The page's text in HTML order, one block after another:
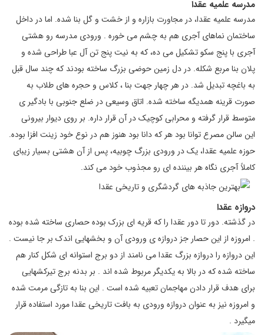
مدرسه علمیه عقدا
مدرسه علمیه عقدا، در مجاورت بازاره و از خشت و گل بنا شده. اما در داخل
ساختمان نماهای آجری هم به چشم می خوره . ورودی مدرسه رو هشتی
آجری با پنج سکو تشکیل می ده، که به نیت پنج تن آل عبا طراحی شده و
پلان بنا مربع شکله. در دل زمین حوضی بزرگ ساخته بودند که چند سال قبل
به باغچه تبدیل شد. در هر چهار جهت بنا ، کلاس و حجره های طلاب به
صورت قرینه همدیگه ساخته شده. اتاق وسیعی در ضلع جنوبی با بادگیر ی
متوسط قرار گرفته و محرابی کوچیک در آن قرار داره. بر روی دیوار بیرونی
این سالن مصرع توانا بود هر که دانا بود هنوز هم در نوع خود زینت افزا بوده.
حوزه علمیه عقدا، یک در ورودی بزرگ چوبیه، پس از آن هشتی بسیار زیبای
کاملاً آجری نگاه هر بیننده ای رو مجذوب خود می کند.
دروازه عقدا
در گذشته. دور تا دور عقدا را که قریه ای بزرک بوده حصاری ساخته شده بوده
. امروزه از این حصار جز دروازه ی ورودی آن و بخشهایی اندک بر جا نیست .
این دروازه را دروازه بزرگ عقدا می نامند از دو برج استوانه ای شکل کنار هم
ساخته شده که در بالا به یکدیگر مربوط شده اند . بر بدنه برج تیرکشهایی
برای هدف قرار دادن مهاجمان تعبیه شده است . این بنا به تازگی مرمت شده
و امروزه نیز به عنوان دروازه ورودی به بافت تاریخی عقدا مورد استفاده قرار
میگیرد .